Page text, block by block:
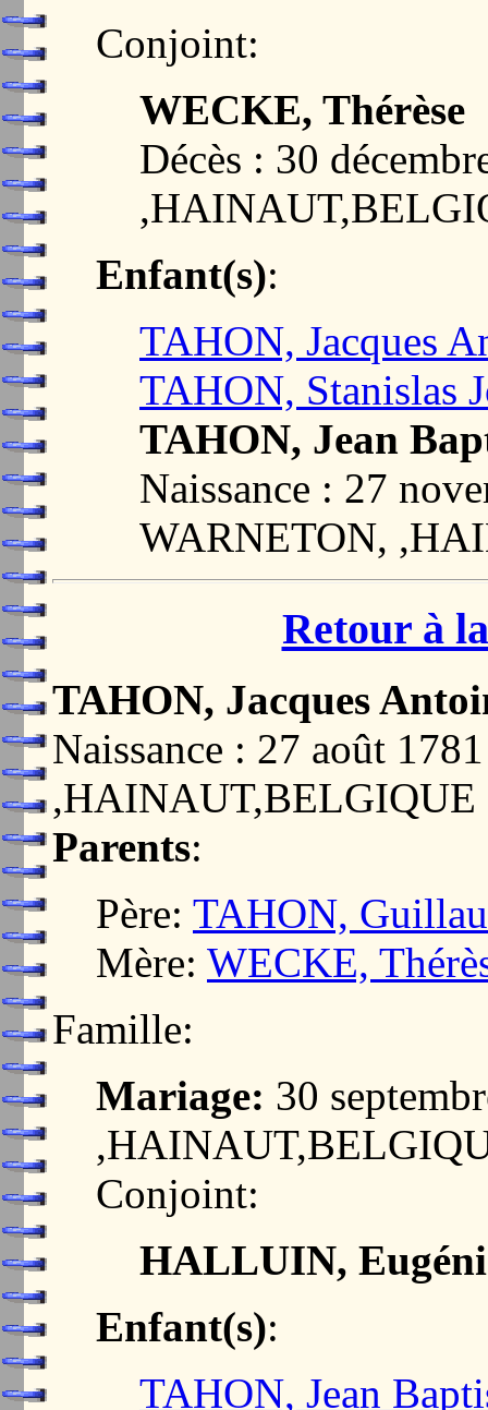
Conjoint:
WECKE, Thérèse
Décès : 30
Enfant(s):
TAHON, Jacques
TAHON, Stanislas
TAHON, Jean
Naissance : 27
WARNETON,
Retour à
TAHON, Jacques
Naissance : 27 août
,HAINAUT,BELGIQUE
Parents:
Père: TAHON,
Mère: WECKE,
Famille:
Mariage: 30
Conjoint:
HALLUIN,
Enfant(s):
TAHON, Jean